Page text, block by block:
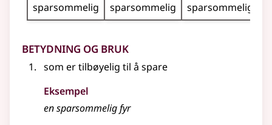
sparsommelig sparsommelig sparsommelige
Betydning og bruk
som er tilbøyelig til å spare
Eksempel
ensparsommeligfyr